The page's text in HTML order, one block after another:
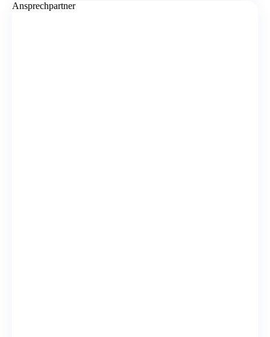
Ansprechpartner